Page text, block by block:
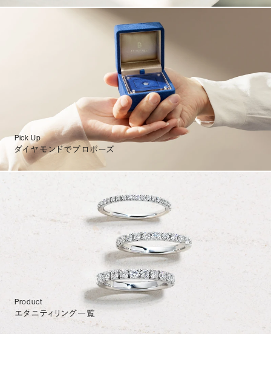
Pick Up
ダイヤモンドでプロポーズ
Product
エタニティリング一覧